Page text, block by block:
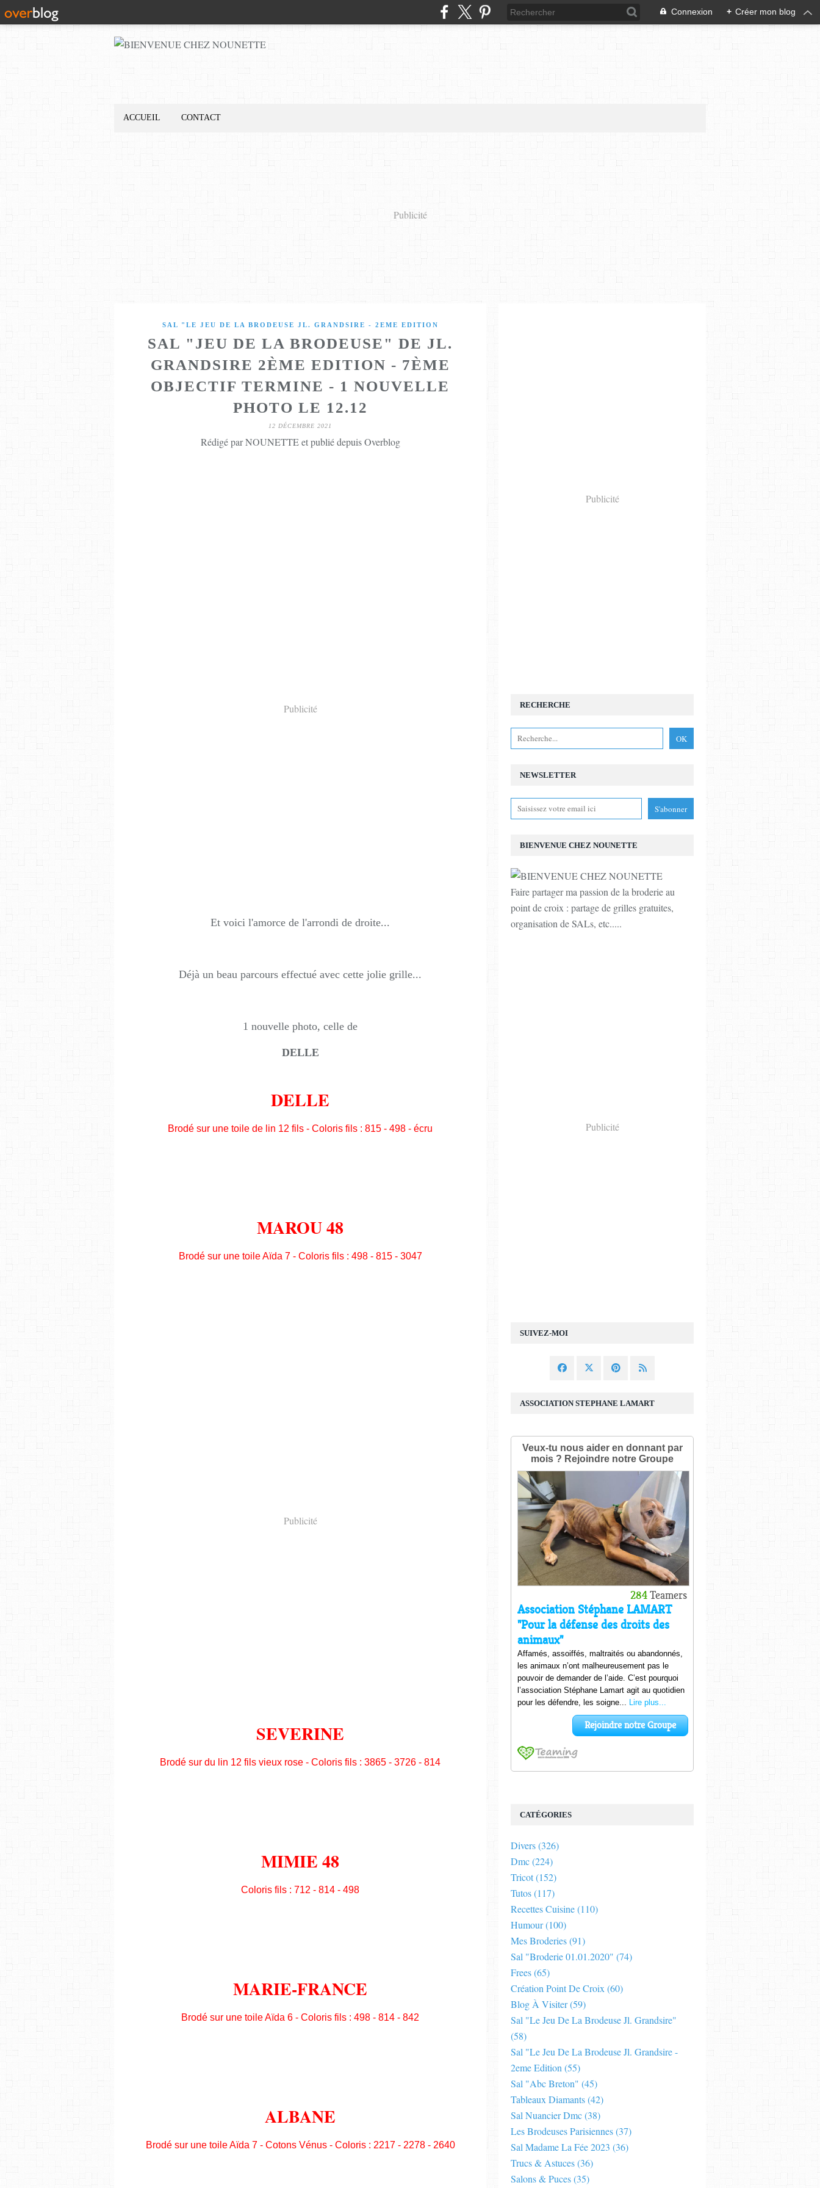
Connexion + Créer mon blog
ACCUEIL CONTACT
Publicité
SAL "LE JEU DE LA BRODEUSE JL. GRANDSIRE - 2EME EDITION
SAL "JEU DE LA BRODEUSE" DE JL.
GRANDSIRE 2ÈME EDITION - 7ÈME
OBJECTIF TERMINE - 1 NOUVELLE
PHOTO LE 12.12
12 DÉCEMBRE 2021
Rédigé par NOUNETTE et publié depuis Overblog
Publicité
Et voici l'amorce de l'arrondi de droite...
Déjà un beau parcours effectué avec cette jolie grille...
1 nouvelle photo, celle de
DELLE
DELLE
Brodé sur une toile de lin 12 fils - Coloris fils : 815 - 498 - écru
MAROU 48
Brodé sur une toile Aïda 7 - Coloris fils : 498 - 815 - 3047
Publicité
SEVERINE
Brodé sur du lin 12 fils vieux rose - Coloris fils : 3865 - 3726 - 814
MIMIE 48
Coloris fils : 712 - 814 - 498
MARIE-FRANCE
Brodé sur une toile Aïda 6 - Coloris fils : 498 - 814 - 842
ALBANE
Brodé sur une toile Aïda 7 - Cotons Vénus - Coloris : 2217 - 2278 - 2640
Publicité
NEWSLETTER
SUIVEZ-MOI
RECHERCHE
BIENVENUE CHEZ NOUNETTE
Faire partager ma passion de la broderie au
point de croix : partage de grilles gratuites,
organisation de SALs, etc.....
Publicité
CATÉGORIES
Divers(326)
Dmc(224)
Tricot(152)
Tutos(117)
Recettes Cuisine(110)
Humour(100)
Mes Broderies(91)
Sal "broderie 01.01.2020" (74)
Frees(65)
Création Point De Croix (60)
Blog À Visiter(59)
Sal "le Jeu De La Brodeuse Jl. Grandsire"
(58)
Sal "le Jeu De La Brodeuse Jl. Grandsire -
2eme Edition (55)
Sal "abc Breton" (45)
Tableaux Diamants(42)
Sal Nuancier Dmc(38)
Les Brodeuses Parisiennes(37)
Sal Madame La Fée 2023 (36)
Trucs & Astuces(36)
Salons & Puces(35)
ASSOCIATION STEPHANE LAMART